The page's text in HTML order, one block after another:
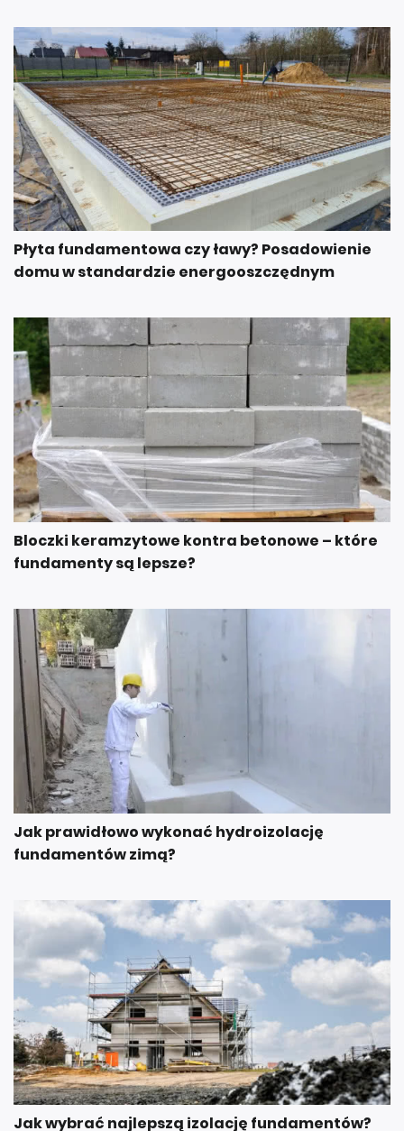
Płyta fundamentowa czy ławy? Posadowienie
domu w standardzie energooszczędnym
Bloczki keramzytowe kontra betonowe – które
fundamenty są lepsze?
Jak prawidłowo wykonać hydroizolację
fundamentów zimą?
Jak wybrać najlepszą izolację fundamentów?